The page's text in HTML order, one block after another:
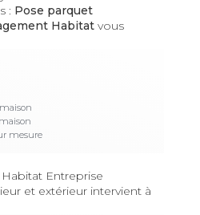
: Pose parquet
Habitat vous
mesure
Entreprise
et extérieur intervient à